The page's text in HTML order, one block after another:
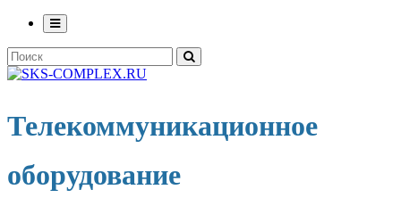
Телекоммуникационное
оборудование